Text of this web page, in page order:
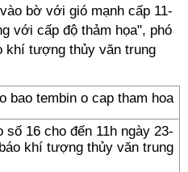
bờ với gió mạnh cấp 11-
với cấp độ thảm họa", phó
khí tượng thủy văn trung
16 cho đến 11h ngày 23-
khí tượng thủy văn trung